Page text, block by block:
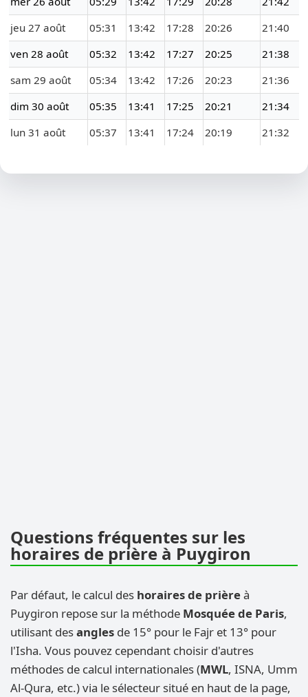
jeu 27 août
05:31 13:42 17:28 20:26
21:40
ven 28 août
05:32 13:42 17:27 20:25
21:38
sam 29 août
05:34 13:42 17:26 20:23
21:36
dim 30 août
05:35 13:41 17:25 20:21
21:34
lun 31 août
05:37 13:41 17:24 20:19 21:32
Questions fréquentes sur les
horaires de prière à Puygiron
Par défaut, le calcul des horaires de prièreà
Puygiron repose sur la méthode Mosquée de Paris,
utilisant desangles de 15° pour le Fajr et 13° pour
l'Isha. Vous pouvez cependant choisir d'autres
méthodes de calcul internationales (MWL, ISNA, Umm
Al-Qura, etc.) via le sélecteur situé en haut de la page,